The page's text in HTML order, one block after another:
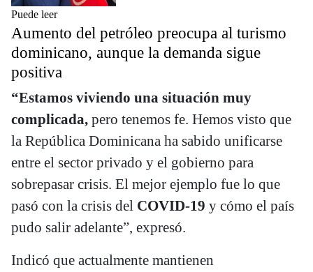
Puede leer
Aumento del petróleo preocupa al turismo
dominicano, aunque la demanda sigue
positiva
“Estamos viviendo una situación muy
complicada, pero tenemos fe. Hemos visto que
la República Dominicana ha sabido unificarse
entre el sector privado y el gobierno para
sobrepasar crisis. El mejor ejemplo fue lo que
pasó con la crisis del COVID-19 y cómo el país
pudo salir adelante”, expresó.
Indicó que actualmente mantienen